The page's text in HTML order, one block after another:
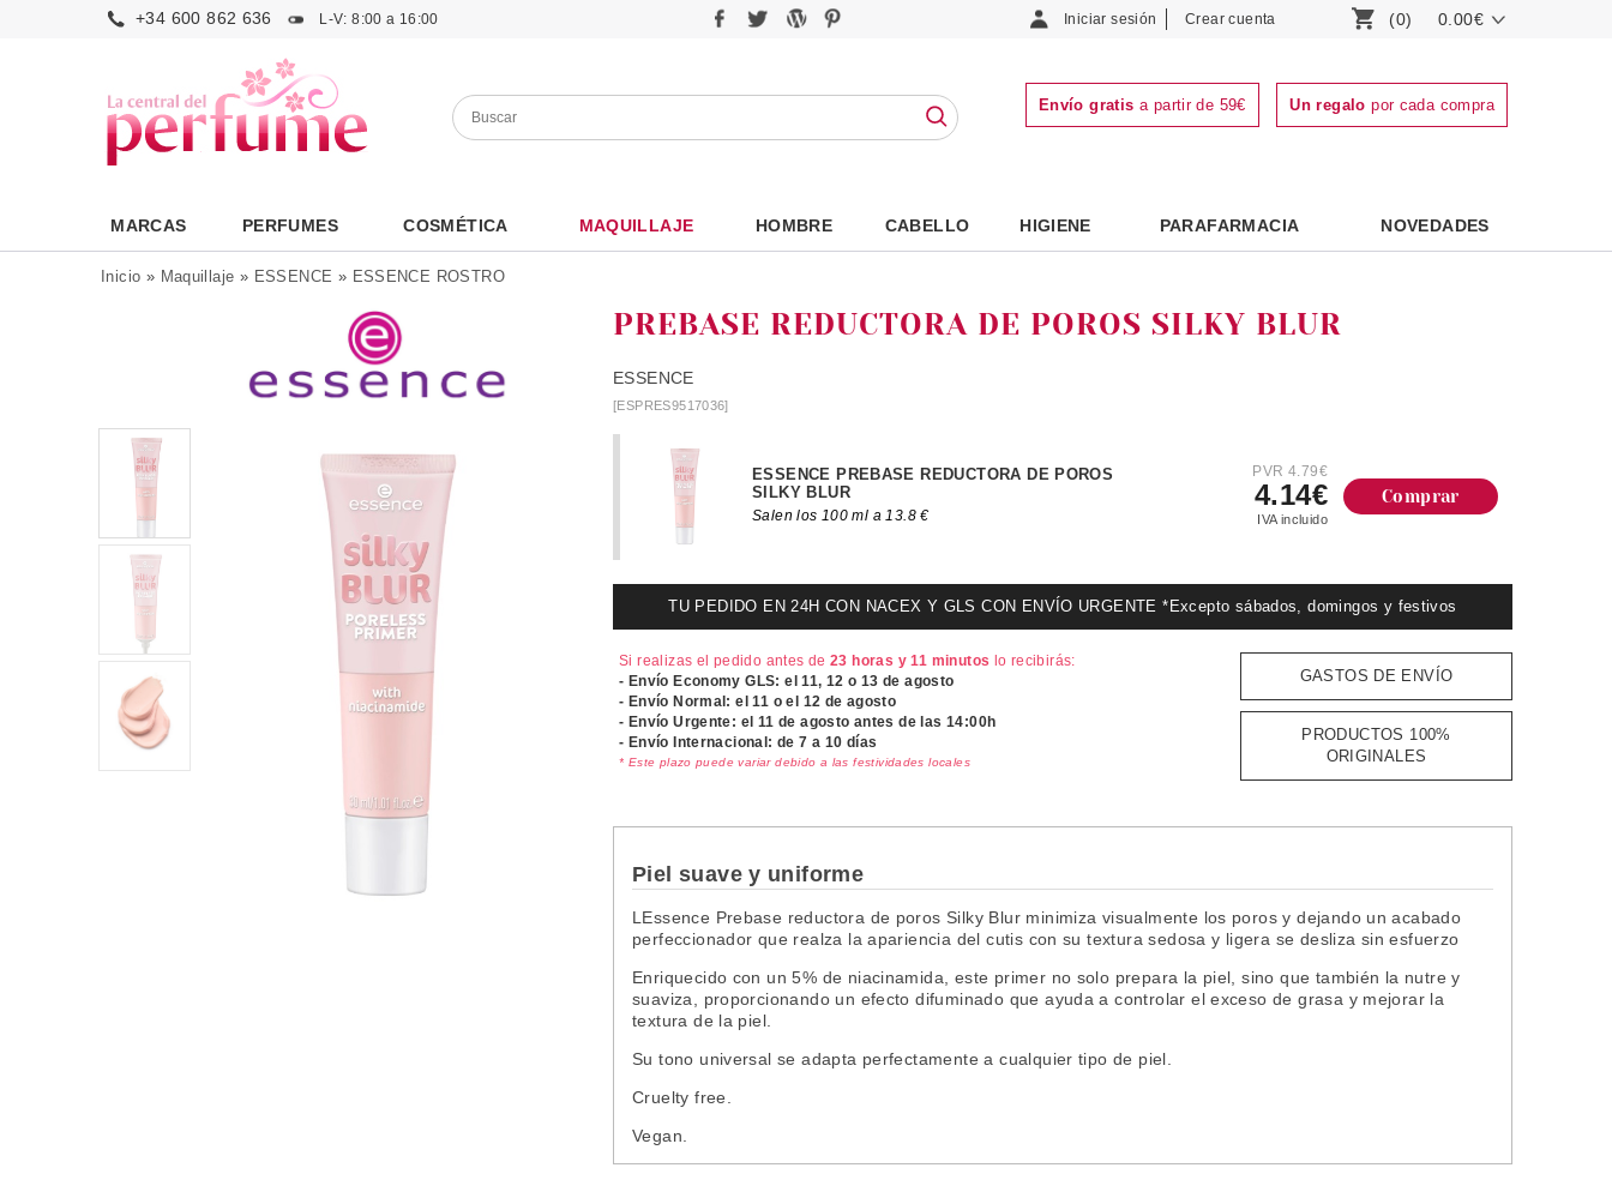
+34 600 862 636 L-V: 8:00 a 16:00 Iniciar sesión Crear cuenta (0) 0.00€
Envío gratis a partir de 59€ Un regalo por cada compra
MARCAS PERFUMES COSMÉTICA MAQUILLAJE HOMBRE CABELLO HIGIENE PARAFARMACIA NOVEDADES
Inicio » Maquillaje » ESSENCE » ESSENCE ROSTRO
PREBASE REDUCTORA DE POROS SILKY BLUR
ESSENCE
[ESPRES9517036]
ESSENCE PREBASE REDUCTORA DE POROS
SILKY BLUR
Salen los 100 ml a 13.8 €
PVR 4.79€
4.14€
IVA incluido
Comprar
TU PEDIDO EN 24H CON NACEX Y GLS CON ENVÍO URGENTE *Excepto sábados, domingos y festivos
Si realizas el pedido antes de23 horas y 11 minutos lo recibirás:
- Envío Economy GLS: el11, 12 o 13 de agosto
- Envío Normal: el11 o el 12 de agosto
- Envío Urgente: el 11 de agosto antes de las 14:00h
- Envío Internacional: de 7 a 10 días
* Este plazo puede variar debido a las festividades locales
GASTOS DE ENVÍO
PRODUCTOS 100%
ORIGINALES
Piel suave y uniforme
LEssence Prebase reductora de poros Silky Blur minimiza visualmente los poros y dejando un acabado
perfeccionador que realza la apariencia del cutis con su textura sedosa y ligera se desliza sin esfuerzo
Enriquecido con un 5% de niacinamida, este primer no solo prepara la piel, sino que también la nutre y
suaviza, proporcionando un efecto difuminado que ayuda a controlar el exceso de grasa y mejorar la
textura de la piel.
Su tono universal se adapta perfectamente a cualquier tipo de piel.
Cruelty free.
Vegan.